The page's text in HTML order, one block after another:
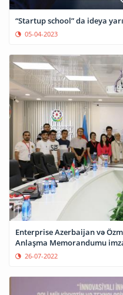
“Startup school” da ideya
05-04-2023
Enterprise Azerbaijan və
Anlaşma Memorandumu
26-07-2022